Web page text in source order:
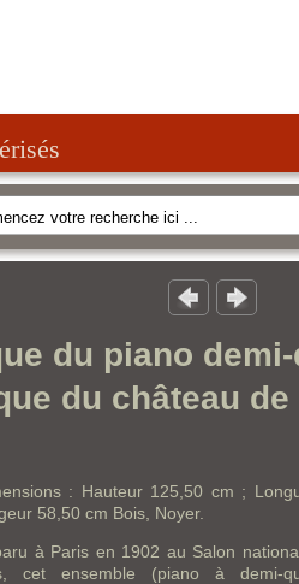
du piano
du château de
: Hauteur 125,50 cm ;
58,50 cm Bois, Noyer.
à Paris en 1902 au Salon
cet ensemble (piano à demi-